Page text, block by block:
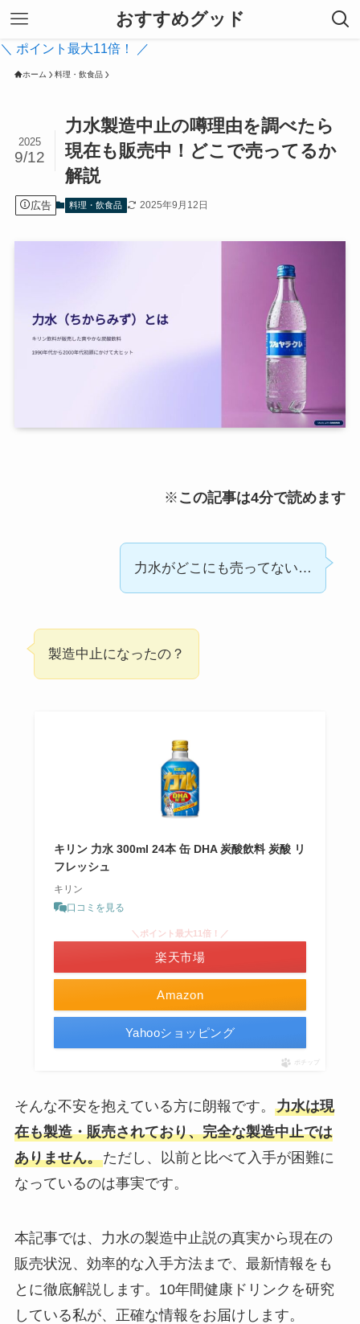
おすすめグッド
＼ ポイント最大11倍！ ／
ホーム 料理・飲食品
力水製造中止の噂理由を調べたら
現在も販売中！どこで売ってるか
解説
2025
9/12
広告 料理・飲食品 2025年9月12日
※ この記事は4分で読めます
力水がどこにも売ってない…
製造中止になったの？
キリン 力水 300ml 24本 缶 DHA 炭酸飲料 炭酸 リ
フレッシュ
キリン
口コミを見る
Amazon
＼ポイント最大11倍！／
楽天市場
Yahooショッピング
ポチップ
そんな不安を抱えている方に朗報です。 力水は現
在も製造・販売されており、完全な製造中止では
ありません。ただし、以前と比べて入手が困難に
なっているのは事実です。
本記事では、力水の製造中止説の真実から現在の
販売状況、効率的な入手方法まで、最新情報をも
とに徹底解説します。10年間健康ドリンクを研究
している私が、正確な情報をお届けします。